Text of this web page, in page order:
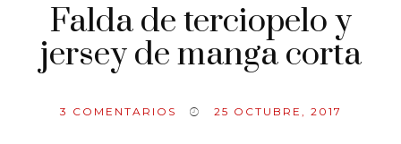
Falda de terciopelo y
jersey de manga corta
3 COMENTARIOS 25 OCTUBRE, 2017